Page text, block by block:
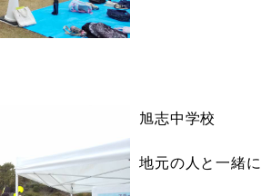
旭志中学校
地元の人と一緒